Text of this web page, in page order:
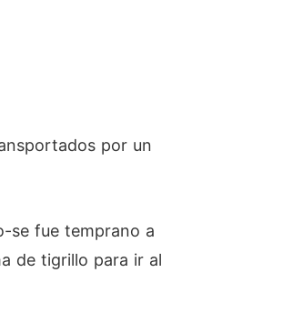
por un
se fue temprano a
de tigrillo para ir al